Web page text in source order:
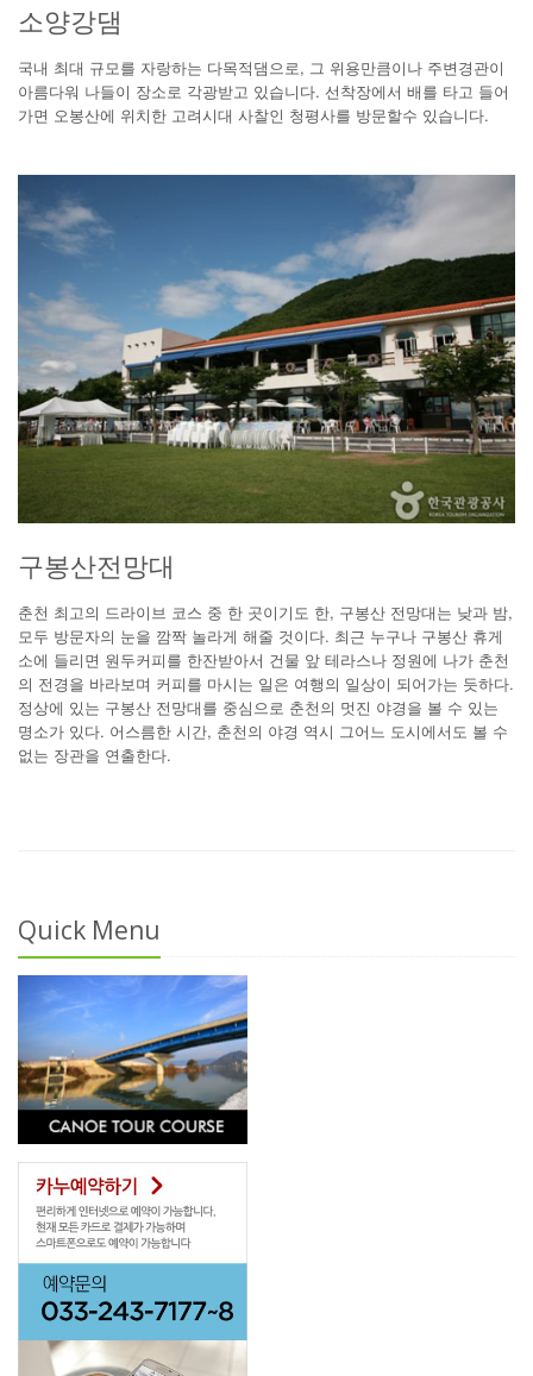
소양강댐
국내 최대 규모를 자랑하는 다목적댐으로, 그 위용만큼이나 주변경관이
아름다워 나들이 장소로 각광받고 있습니다. 선착장에서 배를 타고 들어
가면 오봉산에 위치한 고려시대 사찰인 청평사를 방문할수 있습니다.
구봉산전망대
춘천 최고의 드라이브 코스 중 한 곳이기도 한, 구봉산 전망대는 낮과 밤,
모두 방문자의 눈을 깜짝 놀라게 해줄 것이다. 최근 누구나 구봉산 휴게
소에 들리면 원두커피를 한잔받아서 건물 앞 테라스나 정원에 나가 춘천
의 전경을 바라보며 커피를 마시는 일은 여행의 일상이 되어가는 듯하다.
정상에 있는 구봉산 전망대를 중심으로 춘천의 멋진 야경을 볼 수 있는
명소가 있다. 어스름한 시간, 춘천의 야경 역시 그어느 도시에서도 볼 수
없는 장관을 연출한다.
Quick Menu